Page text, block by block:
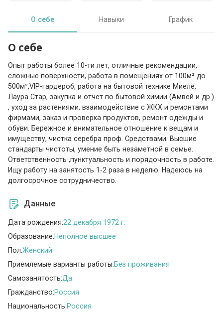
О себе Навыки График
О себе
Опыт работы более 10-ти лет, отличные рекомендации,
сложные поверхности, работа в помещениях от 100м² до
500м²,VIP-гардероб, работа на бытовой технике Миеле,
Лаура Стар, закупка и отчет по бытовой химии (Амвей и др.)
, уход за растениями, взаимодействие с ЖКХ и ремонтами
фирмами, заказ и проверка продуктов, ремонт одежды и
обуви. Бережное и внимательное отношение к вещам и
имуществу, чистка серебра проф. Средствами. Высшие
стандарты чистоты, умение быть незаметной в семье.
Ответственность ,пунктуальность и порядочность в работе.
Ищу работу на занятость 1-2 раза в неделю. Надеюсь на
долгосрочное сотрудничество.
Данные
Дата рождения:22 декабря 1972 г.
Образование:Неполное высшее
Пол:Женский
Приемлемые варианты работы:Без проживания
Самозанятость:Да
Гражданство:Россия
Национальность:Россия